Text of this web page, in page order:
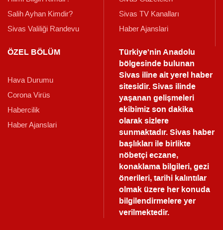
Salih Ayhan Kimdir?
Sivas Valiliği Randevu
Sivas TV Kanalları
Haber Ajanslari
ÖZEL BÖLÜM
Hava Durumu
Corona Virüs
Habercilik
Haber Ajanslari
Türkiye'nin Anadolu
bölgesinde bulunan
Sivas iline ait yerel haber
sitesidir. Sivas ilinde
yaşanan gelişmeleri
ekibimiz son dakika
olarak sizlere
sunmaktadır.Sivas haber
başlıkları ile birlikte
nöbetçi eczane,
konaklama bilgileri, gezi
önerileri, tarihi kalıntılar
olmak üzere her konuda
bilgilendirmelere yer
verilmektedir.